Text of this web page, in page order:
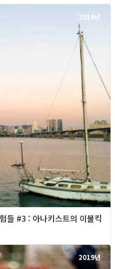
2019년
들 #3 : 아나키스트의 이불킥
2019년